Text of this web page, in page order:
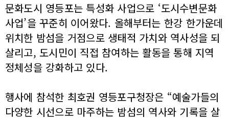
문화도시 영등포는 특성화 사업으로 ‘도시수변문화
사업’을 꾸준히 이어왔다. 올해부터는 한강 한가운데
위치한 밤섬을 거점으로 생태적 가치와 역사성을 되
살리고, 도시민이 직접 참여하는 활동을 통해 지역
정체성을 강화하고 있다.
행사에 참석한 최호권 영등포구청장은 “예술가들의
다양한 시선으로 마주하는 밤섬의 역사와 기록을 살